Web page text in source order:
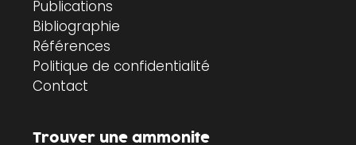
Publications
Bibliographie
Références
Politique de confidentialité
Contact
Trouver une ammonite